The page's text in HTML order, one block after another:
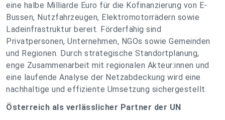
eine halbe Milliarde Euro für die Kofinanzierung von E-
Bussen, Nutzfahrzeugen, Elektromotorrädern sowie
Ladeinfrastruktur bereit. Förderfähig sind
Privatpersonen, Unternehmen, NGOs sowie Gemeinden
und Regionen. Durch strategische Standortplanung,
enge Zusammenarbeit mit regionalen Akteur:innen und
eine laufende Analyse der Netzabdeckung wird eine
nachhaltige und effiziente Umsetzung sichergestellt.
Österreich als verlässlicher Partner der UN